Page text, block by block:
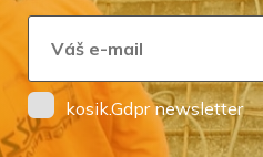
kosik.Gdpr newsletter